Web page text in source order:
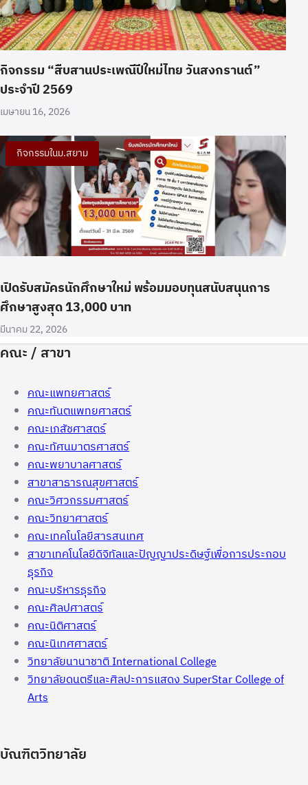
กิจกรรม “สืบสานประเพณีปีใหม่ไทย วันสงกรานต์”
ประจำปี 2569
เมษายน 16, 2026
กิจกรรมในม.สยาม
เปิดรับสมัครนักศึกษาใหม่ พร้อมมอบทุนสนับสนุนการ
ศึกษาสูงสุด 13,000 บาท
มีนาคม 22, 2026
คณะ / สาขา
คณะแพทยศาสตร์
คณะทันตแพทยศาสตร์
คณะเภสัชศาสตร์
คณะทัศนมาตรศาสตร์
คณะพยาบาลศาสตร์
สาขาสาธารณสุขศาสตร์
คณะวิศวกรรมศาสตร์
คณะวิทยาศาสตร์
คณะเทคโนโลยีสารสนเทศ
สาขาเทคโนโลยีดิจิทัลและปัญญาประดิษฐ์เพื่อการประกอบ
ธุรกิจ
คณะบริหารธุรกิจ
คณะศิลปศาสตร์
คณะนิติศาสตร์
คณะนิเทศศาสตร์
วิทยาลัยนานาชาติ International College
วิทยาลัยดนตรีและศิลปะการแสดง SuperStar College of
Arts
บัณฑิตวิทยาลัย